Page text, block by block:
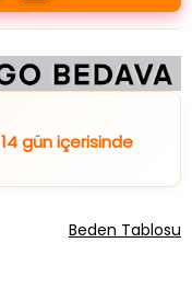
14 gün içerisinde
Beden Tablosu